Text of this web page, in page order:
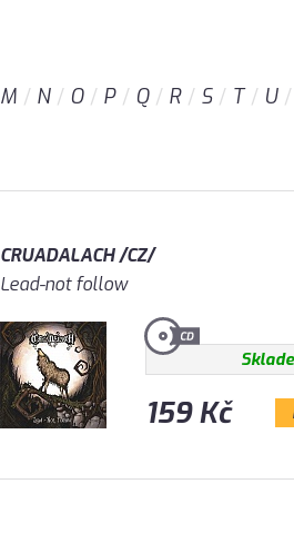
M N O P Q R S T U
CRUADALACH /CZ/
Lead-not follow
159 Kč